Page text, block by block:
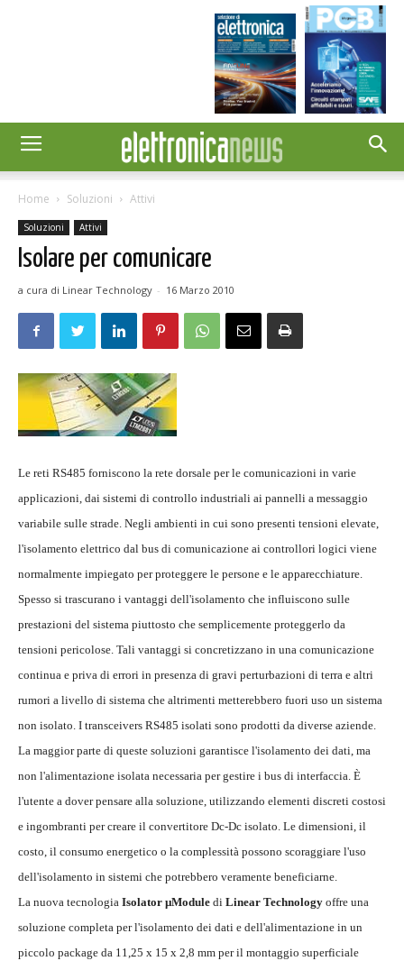
Home Soluzioni Attivi
Soluzioni Attivi
Isolare per comunicare
a cura di Linear Technology - 16 Marzo 2010
Le reti RS485 forniscono la rete dorsale per le comunicazioni in varie
applicazioni, dai sistemi di controllo industriali ai pannelli a messaggio
variabile sulle strade. Negli ambienti in cui sono presenti tensioni elevate,
l'isolamento elettrico dal bus di comunicazione ai controllori logici viene
normalmente impiegato per proteggere le persone e le apparecchiature.
Spesso si trascurano i vantaggi dell'isolamento che influiscono sulle
prestazioni del sistema piuttosto che semplicemente proteggerlo da
tensioni pericolose. Tali vantaggi si concretizzano in una comunicazione
continua e priva di errori in presenza di gravi perturbazioni di terra e altri
rumori a livello di sistema che altrimenti metterebbero fuori uso un sistema
non isolato. I transceivers RS485 isolati sono prodotti da diverse aziende.
La maggior parte di queste soluzioni garantisce l'isolamento dei dati, ma
non l'alimentazione isolata necessaria per gestire i bus di interfaccia. È
l'utente a dover pensare alla soluzione, utilizzando elementi discreti costosi
e ingombranti per creare il convertitore Dc-Dc isolato. Le dimensioni, il
costo, il consumo energetico o la complessità possono scoraggiare l'uso
dell'isolamento in sistemi che potrebbero veramente beneficiarne.
La nuova tecnologia Isolator µModule di Linear Technology offre una
soluzione completa per l'isolamento dei dati e dell'alimentazione in un
piccolo package da 11,25 x 15 x 2,8 mm per il montaggio superficiale